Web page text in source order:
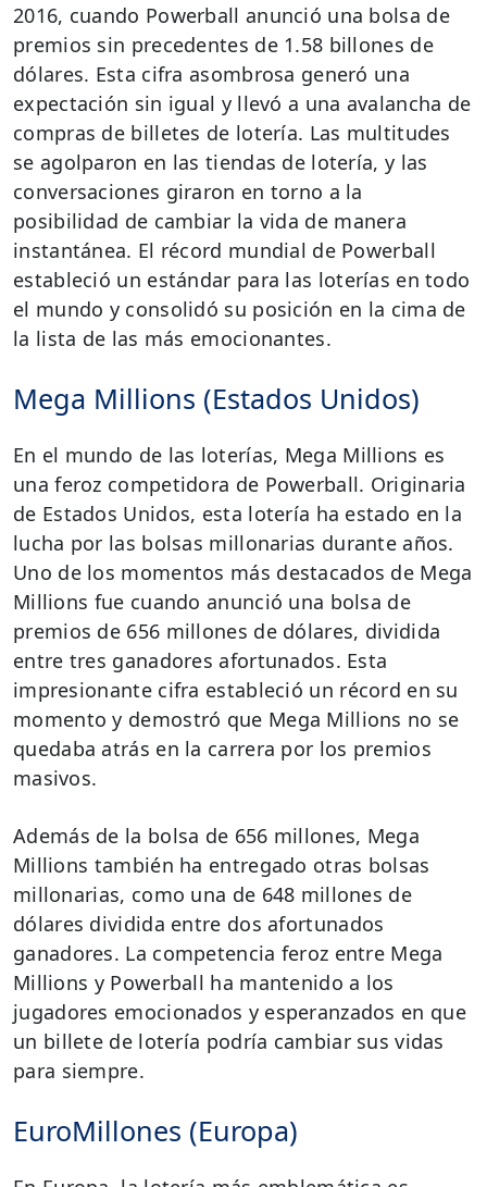
2016, cuando Powerball anunció una bolsa de
premios sin precedentes de 1.58 billones de
dólares. Esta cifra asombrosa generó una
expectación sin igual y llevó a una avalancha de
compras de billetes de lotería. Las multitudes
se agolparon en las tiendas de lotería, y las
conversaciones giraron en torno a la
posibilidad de cambiar la vida de manera
instantánea. El récord mundial de Powerball
estableció un estándar para las loterías en todo
el mundo y consolidó su posición en la cima de
la lista de las más emocionantes.
Mega Millions (Estados Unidos)
En el mundo de las loterías, Mega Millions es
una feroz competidora de Powerball. Originaria
de Estados Unidos, esta lotería ha estado en la
lucha por las bolsas millonarias durante años.
Uno de los momentos más destacados de Mega
Millions fue cuando anunció una bolsa de
premios de 656 millones de dólares, dividida
entre tres ganadores afortunados. Esta
impresionante cifra estableció un récord en su
momento y demostró que Mega Millions no se
quedaba atrás en la carrera por los premios
masivos.
Además de la bolsa de 656 millones, Mega
Millions también ha entregado otras bolsas
millonarias, como una de 648 millones de
dólares dividida entre dos afortunados
ganadores. La competencia feroz entre Mega
Millions y Powerball ha mantenido a los
jugadores emocionados y esperanzados en que
un billete de lotería podría cambiar sus vidas
para siempre.
EuroMillones (Europa)